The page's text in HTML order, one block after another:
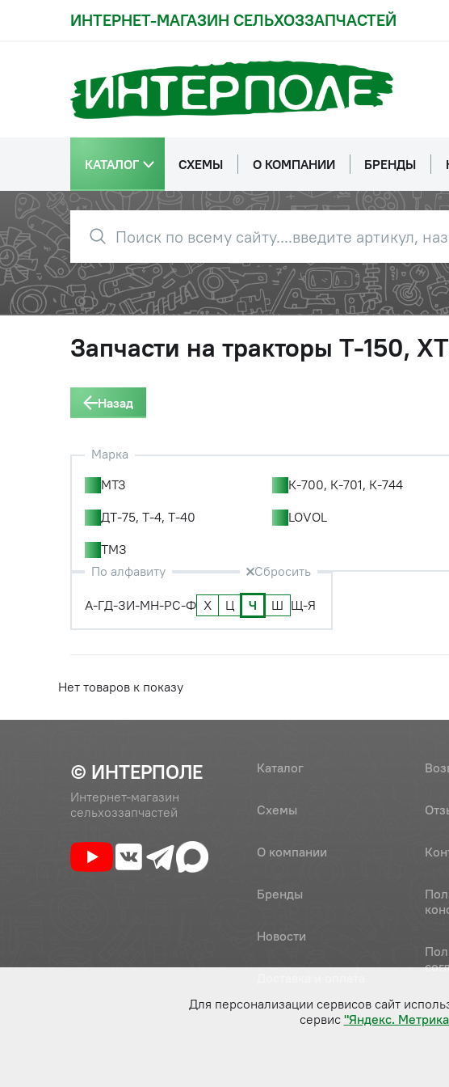
ИНТЕРНЕТ-МАГАЗИН СЕЛЬХОЗЗАПЧАСТЕЙ
КАТАЛОГ СХЕМЫ О КОМПАНИИ БРЕНДЫ
Запчасти на тракторы Т-150,
Назад
Марка
МТЗ
К-700, К-701, К-744
ДТ-75, Т-4, Т-40
LOVOL
ТМЗ
По алфавиту
Сбросить
А-ГД-ЗИ-МН-РС-Ф Х Ц Ч Ш Щ-Я
Нет товаров к показу
© ИНТЕРПОЛЕ
Интернет-магазин
сельхоззапчастей
Каталог
Схемы
О компании
Бренды
Новости
Для персонализации сервисов сайт
сервис "Яндекс.